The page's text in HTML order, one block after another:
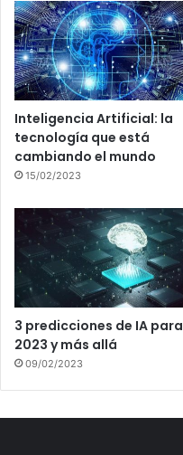
Inteligencia Artificial: la
tecnología que está
cambiando el mundo
15/02/2023
3 predicciones de IA para
2023 y más allá
09/02/2023